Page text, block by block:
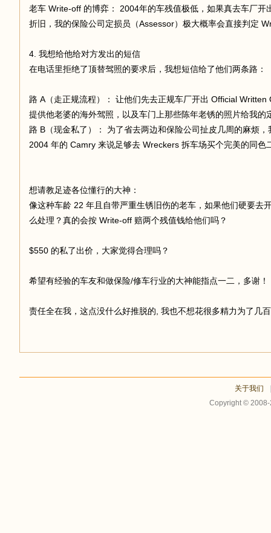
老车 Write-off 的博弈： 2004年的车残值极低，如果真去车厂开
折旧，我的保险公司定损员（Assessor）极大概率会直接判定
4. 我想给他给对方发出的短信
在电话里拒绝了顶替驾照的要求后，我想短信给了他们两条路：
路 A（走正规流程）： 让他们先去正规车厂开出 Official
提供他老婆的海外驾照，以及车门上那些陈年老锈的照片给我的
路 B（现金私了）： 为了省去两边和保险公司扯皮几周的麻烦
2004 年的 Camry 来说足够去 Wreckers 拆车场买个完美的同色
想请教足迹各位懂行的大神：
像这种车龄 22 年且自带严重生锈旧伤的老车，如果他们硬要去
么处理？真的会按 Write-off 赔两个残值钱给他们吗？
$550 的私了出价，大家觉得合理吗？
希望有经验的车友和做保险/修车行业的大神能指点一二，多谢！
责任全在我，这点没什么好推脱的, 我也不想花很多精力为了几
关于我们
Copyright ©